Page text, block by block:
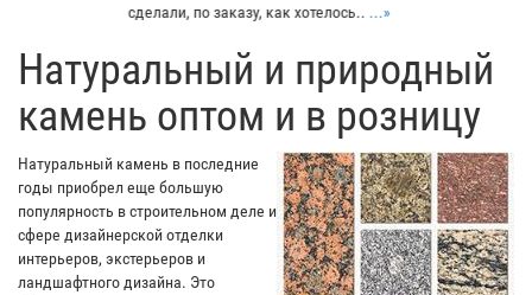
остался очень доволен......»
​Натуральный и природный
камень оптом и в розницу
Натуральный камень в последние
годы приобрел еще большую
популярность в строительном деле и
сфере дизайнерской отделки
интерьеров, экстерьеров и
ландшафтного дизайна. Это